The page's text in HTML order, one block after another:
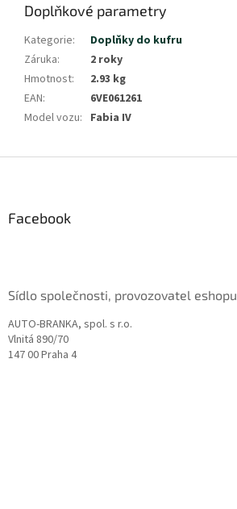
Doplňkové parametry
Kategorie:
Doplňky do kufru
Záruka:
2 roky
Hmotnost:
2.93 kg
EAN:
6VE061261
Model vozu: Fabia IV
Facebook
Sídlo společnosti, provozovatel eshopu
AUTO-BRANKA, spol. s r.o.
Vlnitá 890/70
147 00 Praha 4